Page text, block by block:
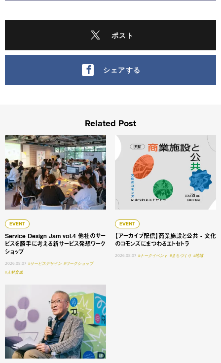
ポスト
シェアする
Related Post
EVENT
Service Design Jam vol.4 他社のサー
ビスを勝手に考える新サービス発想ワーク
ショップ
2026.08.07 #サービスデザイン #ワークショップ
#人材育成
Service Design Jam vol.4 他社のサービスを勝手に考える
EVENT
【アーカイブ配信】商業施設と公共 - 文化
のコモンズにまつわるエトセトラ
2026.08.07 #トークイベント #まちづくり #地域
【アーカイブ配信】商業施
大学変革 #1 明星学苑 理事長 謳歌する学びの未来 ──「み